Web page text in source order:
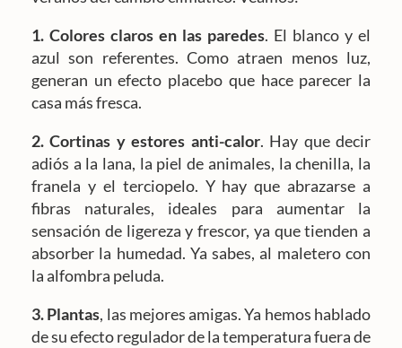
1. Colores claros en las paredes. El blanco y el
azul son referentes. Como atraen menos luz,
generan un efecto placebo que hace parecer la
casa más fresca.
2. Cortinas y estores anti-calor. Hay que decir
adiós a la lana, la piel de animales, la chenilla, la
franela y el terciopelo. Y hay que abrazarse a
fibras naturales, ideales para aumentar la
sensación de ligereza y frescor, ya que tienden a
absorber la humedad. Ya sabes, al maletero con
la alfombra peluda.
3. Plantas, las mejores amigas. Ya hemos hablado
de su efecto regulador de la temperatura fuera de